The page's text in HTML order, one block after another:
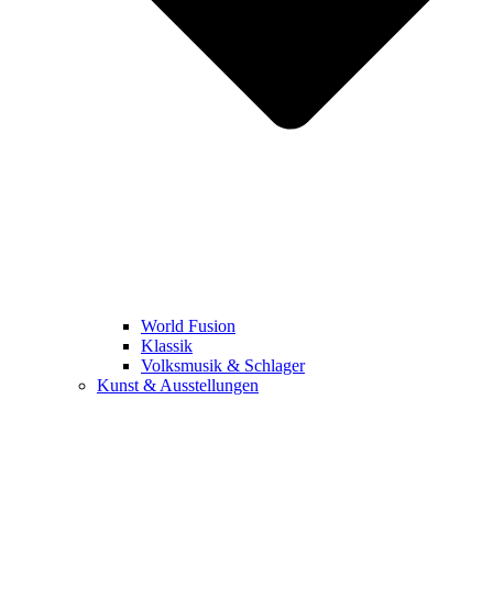
World Fusion
Klassik
Volksmusik & Schlager
Kunst & Ausstellungen